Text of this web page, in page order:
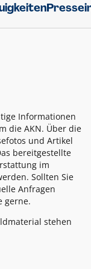
Informationen
die AKN. Über die
und Artikel
bereitgestellte
im
Sollten Sie
Anfragen
gerne.
stehen